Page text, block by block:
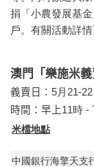
捐「小農發展基
戶。有關活動詳情
澳門「樂施米
義賣日： 5月21-
時間：早上11時 -
米檔地點
中國銀行海擎天支